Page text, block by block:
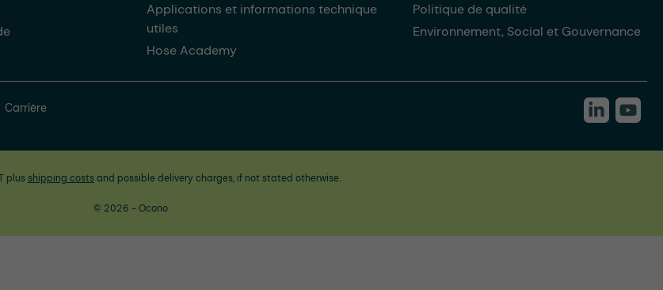
Applications et informations technique
utiles
Hose Academy
Politique de qualité
Environnement, Social et Gouvernance
Carrière
plus shipping costsand possible delivery charges, if not stated otherwise.
© 2026 - Ocono